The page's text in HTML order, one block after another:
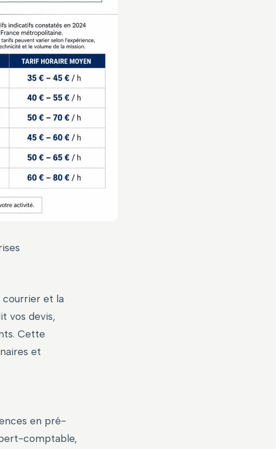
courrier et la
vos devis,
Cette
et
en pré-
comptable,